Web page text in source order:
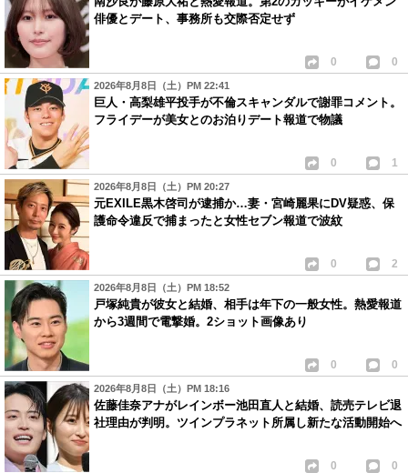
俳優とデート、事務所も交際否定せず
0 0
2026年8月8日（土）PM 22:41
巨人・高梨雄平投手が不倫スキャンダルで謝罪コメント。
フライデーが美女とのお泊りデート報道で物議
0 1
2026年8月8日（土）PM 20:27
元EXILE黒木啓司が逮捕か…妻・宮崎麗果にDV疑惑、保
護命令違反で捕まったと女性セブン報道で波紋
0 2
2026年8月8日（土）PM 18:52
戸塚純貴が彼女と結婚、相手は年下の一般女性。熱愛報道
から3週間で電撃婚。2ショット画像あり
0 0
2026年8月8日（土）PM 18:16
佐藤佳奈アナがレインボー池田直人と結婚、読売テレビ退
社理由が判明。ツインプラネット所属し新たな活動開始へ
0 0